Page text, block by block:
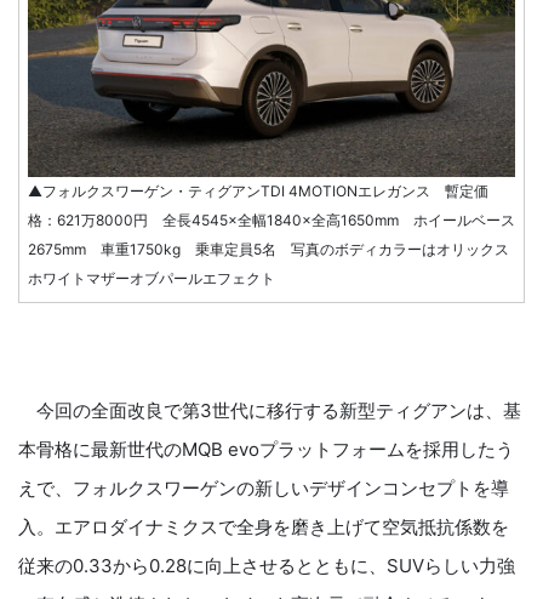
▲フォルクスワーゲン・ティグアンTDI 4MOTIONエレガンス 暫定価
格：621万8000円 全長4545×全幅1840×全高1650mm ホイールベース
2675mm 車重1750kg 乗車定員5名 写真のボディカラーはオリックス
ホワイトマザーオブパールエフェクト
今回の全面改良で第3世代に移行する新型ティグアンは、基
本骨格に最新世代のMQB evoプラットフォームを採用したう
えで、フォルクスワーゲンの新しいデザインコンセプトを導
入。エアロダイナミクスで全身を磨き上げて空気抵抗係数を
従来の0.33から0.28に向上させるとともに、SUVらしい力強